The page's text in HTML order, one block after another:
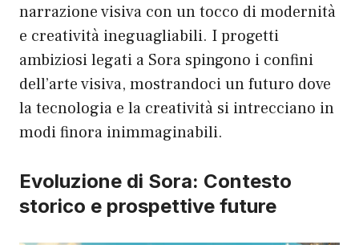
narrazione visiva con un tocco di modernità
e creatività ineguagliabili. I progetti
ambiziosi legati a Sora spingono i confini
dell’arte visiva, mostrandoci un futuro dove
la tecnologia e la creatività si intrecciano in
modi finora inimmaginabili.
Evoluzione di Sora: Contesto
storico e prospettive future